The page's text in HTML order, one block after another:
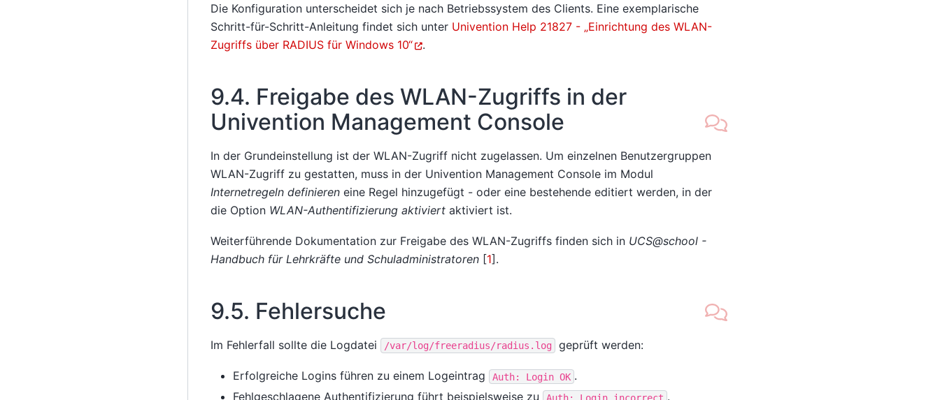
Die Konfiguration unterscheidet sich je nach Betriebssystem des Clients. Eine exemplarische
Schritt-für-Schritt-Anleitung findet sich unter Univention Help 21827 - „Einrichtung des WLAN-
Zugriffs über RADIUS für Windows 10“
.
9.4. Freigabe des WLAN-Zugriffs in der
Univention Management Console
In der Grundeinstellung ist der WLAN-Zugriff nicht zugelassen. Um einzelnen Benutzergruppen
WLAN-Zugriff zu gestatten, muss in der Univention Management Console im Modul
Internetregeln definiereneine Regel hinzugefügt - oder eine bestehende editiert werden, in der
die Option WLAN-Authentifizierung aktiviertaktiviert ist.
Weiterführende Dokumentation zur Freigabe des WLAN-Zugriffs finden sich in UCS@school -
Handbuch für Lehrkräfte und Schuladministratoren[1] .
9.5. Fehlersuche
Im Fehlerfall sollte die Logdatei /var/log/freeradius/radius.log geprüft werden:
Erfolgreiche Logins führen zu einem Logeintrag Auth: Login OK .
Fehlgeschlagene Authentifizierung führt beispielsweise zu
Auth: Login incorrect .